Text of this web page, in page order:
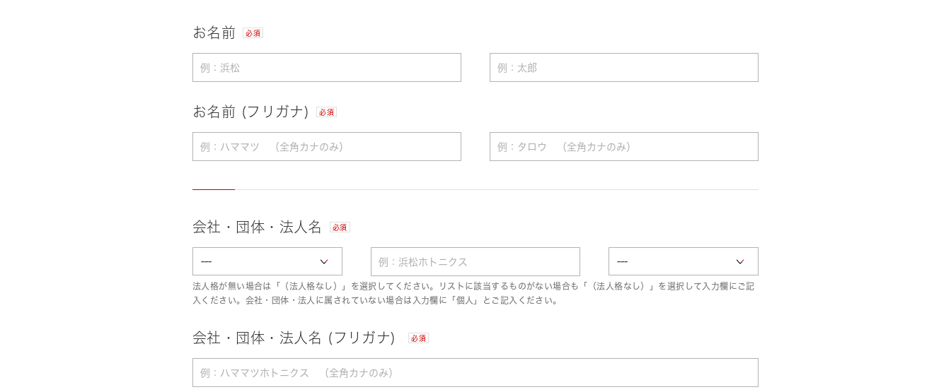
お名前 必須
お名前 (フリガナ) 必須
会社・団体・法人名 必須
法人格が無い場合は「（法人格なし）」を選択してください。リストに該当するものがない場合も「（法人格なし）」を選択して入力欄にご記
入ください。会社・団体・法人に属されていない場合は入力欄に「個人」とご記入ください。
会社・団体・法人名 (フリガナ) 必須